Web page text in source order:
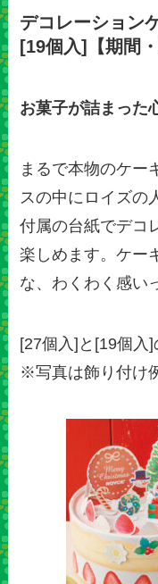
デコレーション
[19個入]【期間
お菓子が詰まった
まるで本物のケー
スの中にロイズの
付属の台紙でデコ
楽しめます。ケー
な、わくわく感い
[27個入]と[19個入]
※写真は飾り付け